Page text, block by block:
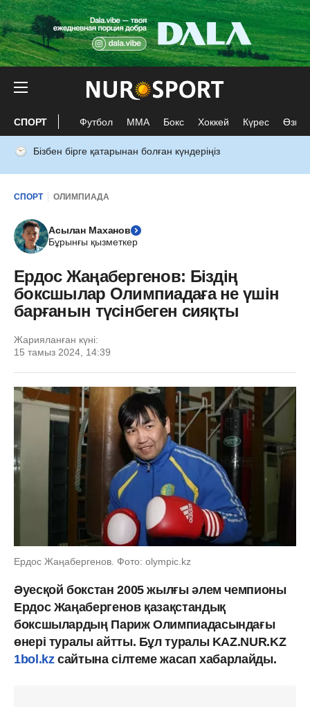
СПОРТ Футбол ММА Бокс Хоккей Күрес Өзге
Бізбен бірге қатарынан болған күндеріңіз
СПОРТ ОЛИМПИАДА
Асылан Маханов
Бұрынғы қызметкер
Ердос Жаңабергенов: Біздің
боксшылар Олимпиадаға не үшін
барғанын түсінбеген сияқты
Жарияланған күні:
15 тамыз 2024, 14:39
Ердос Жаңабергенов. Фото: olympic.kz
Әуесқой бокстан 2005 жылғы әлем чемпионы
Ердос Жаңабергенов қазақстандық
боксшылардың Париж Олимпиадасындағы
өнері туралы айтты. Бұл туралы KAZ.NUR.KZ
1bol.kzсайтына сілтеме жасап хабарлайды.